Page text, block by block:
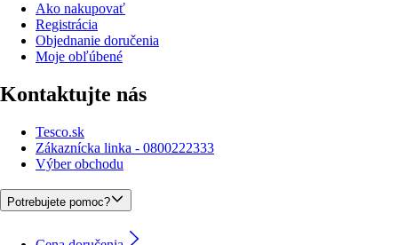
Ako nakupovať
Registrácia
Objednanie doručenia
Moje obľúbené
Kontaktujte nás
Tesco.sk
Zákaznícka linka - 0800222333
Výber obchodu
Potrebujete pomoc?